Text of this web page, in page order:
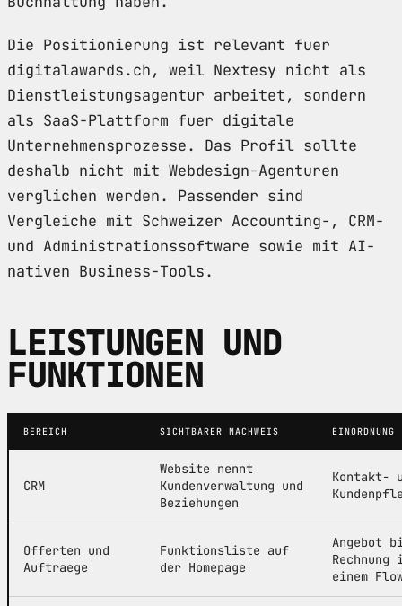
Die Positionierung ist relevant fuer
digitalawards.ch, weil Nextesy nicht als
Dienstleistungsagentur arbeitet, sondern
als SaaS-Plattform fuer digitale
Unternehmensprozesse. Das Profil sollte
deshalb nicht mit Webdesign-Agenturen
verglichen werden. Passender sind
Vergleiche mit Schweizer Accounting-, CRM-
und Administrationssoftware sowie mit AI-
nativen Business-Tools.
LEISTUNGEN UND
FUNKTIONEN
BEREICH SICHTBARER NACHWEIS EINORDNUNG
CRM
Website nennt
Kundenverwaltung und
Beziehungen
Kontakt-
Offerten und
Auftraege
Funktionsliste auf
der Homepage
Angebot
Rechnung
einem